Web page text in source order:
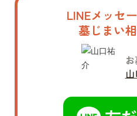
LINEメッセ
墓じまい